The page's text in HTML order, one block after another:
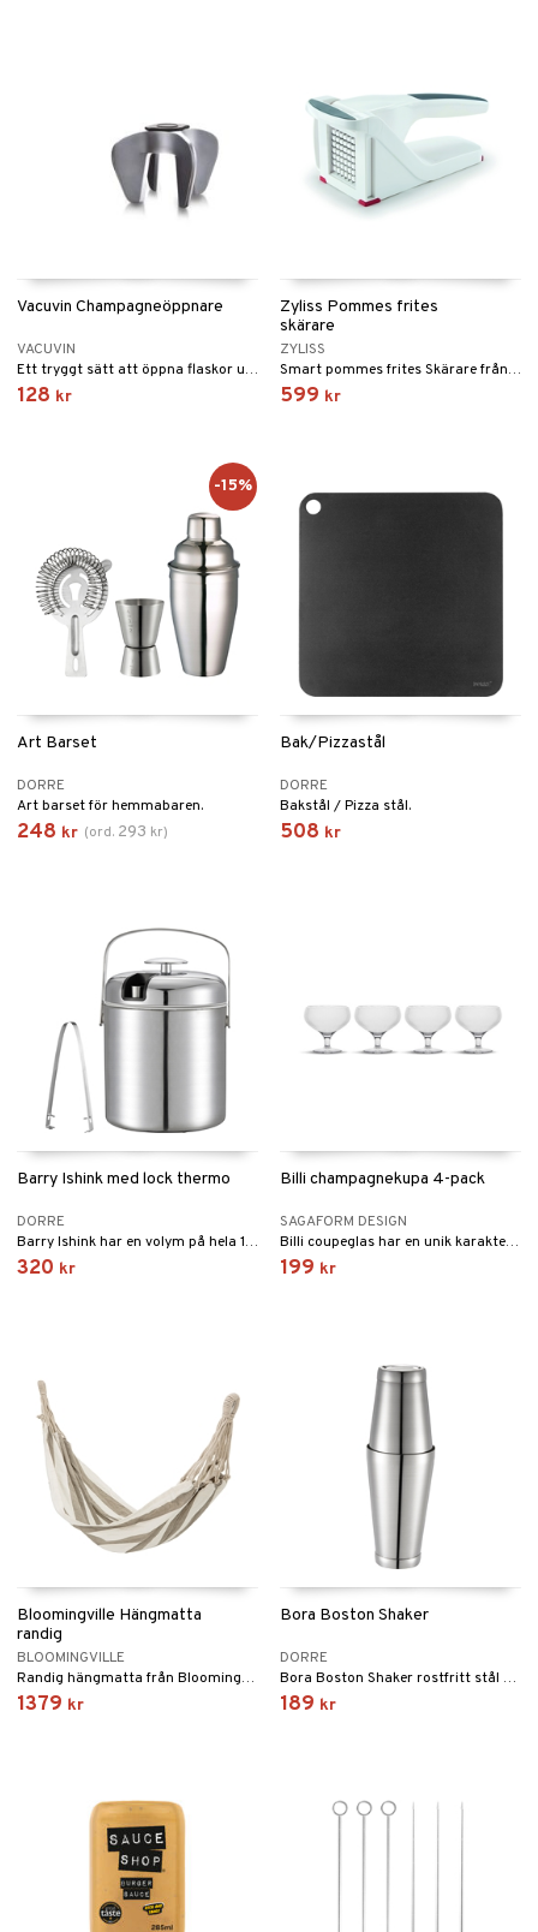
Vacuvin Champagneöppnare
VACUVIN
Ett tryggt sätt att öppna flaskor utan att poppa korken med en enkel vridningsrörelse.
128 kr
Zyliss Pommes frites
skärare
ZYLISS
Smart pommes frites Skärare från Zyliss med två olika blad.
599 kr
Art Barset
DORRE
Art barset för hemmabaren.
248 kr (ord. 293 kr)
-15%
Bak/Pizzastål
DORRE
Bakstål / Pizza stål.
508 kr
Barry Ishink med lock thermo
DORRE
Barry Ishink har en volym på hela 1,3 liter och passar perfekt för att ha välkyld is till alla drinktillfällen eller till sommarkalaset.
320 kr
Billi champagnekupa 4-pack
SAGAFORM DESIGN
Billi coupeglas har en unik karakteristisk design som tydligt representerar Sagaform. Med sin distinkta, rundade kupa smyckad med ränder och sin låga fot är detta coupeglas inte bara vackert utan också otroligt funktionellt.
199 kr
Bloomingville Hängmatta
randig
BLOOMINGVILLE
Randig hängmatta från Bloomingville.
1379 kr
Bora Boston Shaker
DORRE
Bora Boston Shaker rostfritt stål 2 delar 500 + 700 ML.
189 kr